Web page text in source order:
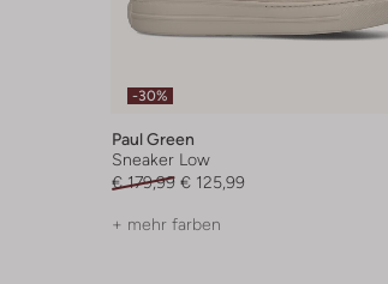
-30%
Paul Green
Sneaker Low
€ 179,99 € 125,99
+ mehr farben